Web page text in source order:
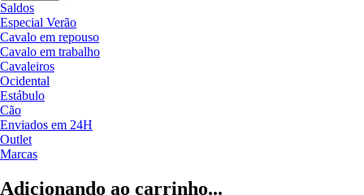
Saldos
Especial Verão
Cavalo em repouso
Cavalo em trabalho
Cavaleiros
Ocidental
Estábulo
Cão
Enviados em 24H
Outlet
Marcas
Adicionando ao carrinho...